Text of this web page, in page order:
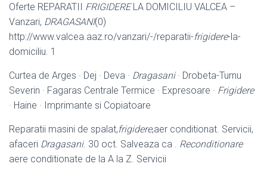
Oferte REPARATII FRIGIDERELA DOMICILIU VALCEA –
Vanzari, DRAGASANI(0)
http://www.valcea.aaz.ro/vanzari/-/reparatii-frigidere-la-
domiciliu. 1
Curtea de Arges · Dej · Deva · Dragasani· Drobeta-Turnu
Severin · Fagaras Centrale Termice · Expresoare · Frigidere
· Haine · Imprimante si Copiatoare
Reparatii masini de spalat,frigidere,aer conditionat. Servicii,
afaceri Dragasani. 30 oct. Salveaza ca . Reconditionare
aere conditionate de la A la Z. Servicii